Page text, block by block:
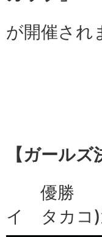
が開催され
【ガールズ
優勝
イ タカコ)